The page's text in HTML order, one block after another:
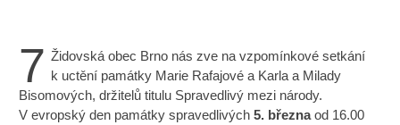
7 Židovská obec Brno nás zve na vzpomínkové setkání
k uctění památky Marie Rafajové a Karla a Milady
Bisomových, držitelů titulu Spravedlivý mezi národy.
V evropský den památky spravedlivých5. březnaod 16.00